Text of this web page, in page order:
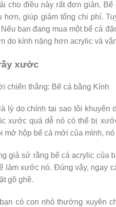
cho điều này rất đơn giản.
hơn, giúp giảm tổng chi phí.
Nếu bạn đang mua một bể cá
do kính nặng hơn acrylic và
xước
chiến thắng: Bể cá bằng Kính
lý do chính tại sao tôi khuyên
xước quá dễ nó có thể bị
mở hộp bể cá mới của mình,
giả sử rằng bể cá acrylic của
làm xước nó. Đúng vậy, ngay
gồ ghề.
có con nhỏ thường xuyên